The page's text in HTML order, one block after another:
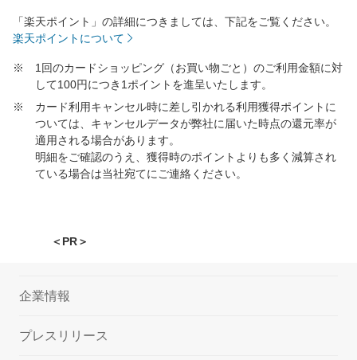
「楽天ポイント」の詳細につきましては、下記をご覧ください。
楽天ポイントについて
※
1回のカードショッピング（お買い物ごと）のご利用金額に対
して100円につき1ポイントを進呈いたします。
※
カード利用キャンセル時に差し引かれる利用獲得ポイントに
ついては、キャンセルデータが弊社に届いた時点の還元率が
適用される場合があります。
明細をご確認のうえ、獲得時のポイントよりも多く減算され
ている場合は当社宛てにご連絡ください。
＜PR＞
企業情報
プレスリリース